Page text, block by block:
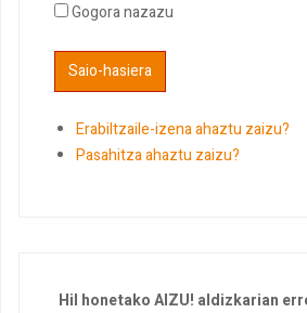
Gogora nazazu
Erabiltzaile-izena ahaztu zaizu?
Pasahitza ahaztu zaizu?
Hil honetako AIZU! aldizkarian